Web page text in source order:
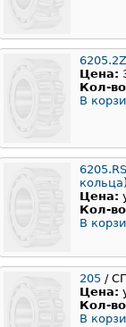
Цена:
Кол-
В
Цена:
Кол-
В
205 /
Цена:
Кол-
В